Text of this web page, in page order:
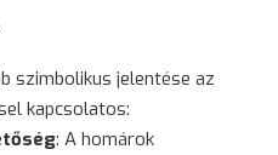
szimbolikus jelentése az
kapcsolatos:
: A homárok